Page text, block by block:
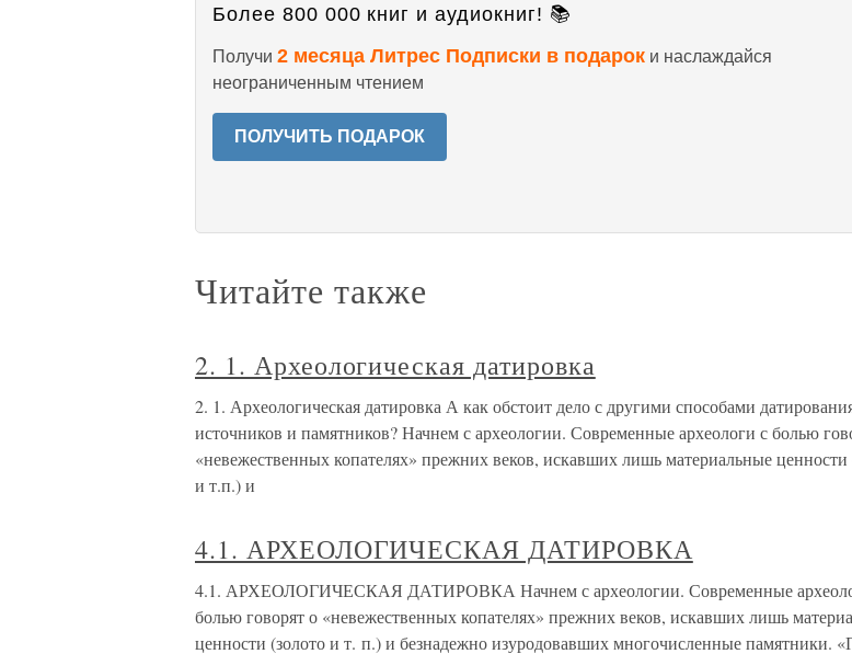
Более 800 000 книг и аудиокниг! 📚
Получи 2 месяца Литрес Подписки в подарок и наслаждайся
неограниченным чтением
ПОЛУЧИТЬ ПОДАРОК
Читайте также
2. 1. Археологическая датировка
2. 1. Археологическая датировка А как обстоит дело с другими способами
источников и памятников? Начнем с археологии. Современные археологи с болью
«невежественных копателях» прежних веков, искавших лишь материальные ценности
и т.п.) и
4.1. АРХЕОЛОГИЧЕСКАЯ ДАТИРОВКА
4.1. АРХЕОЛОГИЧЕСКАЯ ДАТИРОВКА Начнем с археологии. Современные
болью говорят о «невежественных копателях» прежних веков, искавших лишь
ценности (золото и т. п.) и безнадежно изуродовавших многочисленные памятники.